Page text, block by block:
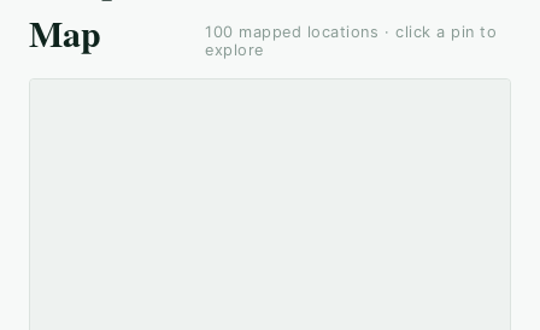
Map
100 mapped locations · click a pin to
explore